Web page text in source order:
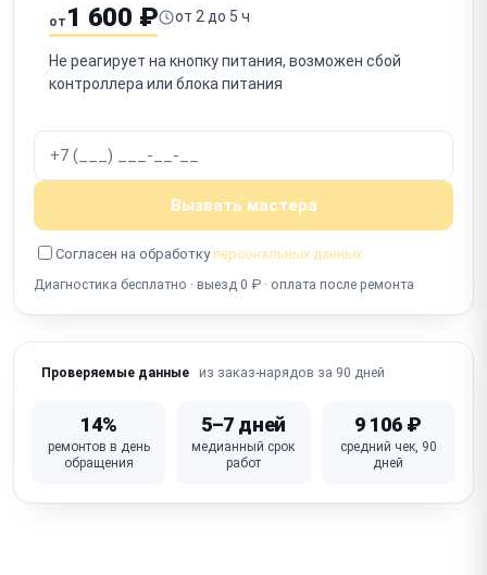
Срабатывает защита Запах гари
Не включается после отключения
от 1 600 ₽ от 2 до 5 ч
Не реагирует на кнопку питания, возможен сбой
контроллера или блока питания
Вызвать мастера
Согласен на обработку персональных данных
Диагностика бесплатно · выезд 0 ₽ · оплата после ремонта
Проверяемые данные из заказ-нарядов за 90 дней
14%
ремонтов в день
обращения
5–7 дней
медианный срок
работ
9 106 ₽
средний чек, 90
дней